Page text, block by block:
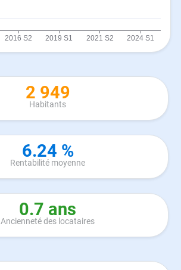
2 949
Habitants
6.24 %
Rentabilité moyenne
0.7 ans
Ancienneté des locataires